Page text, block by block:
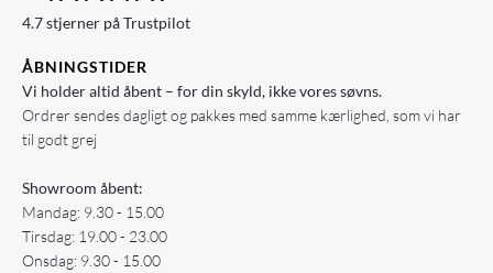
4.7 stjerner på Trustpilot
ÅBNINGSTIDER
Vi holder altid åbent – for din skyld, ikke vores søvns.
Ordrer sendes dagligt og pakkes med samme kærlighed, som vi har
til godt grej
Showroom åbent:
Mandag: 9.30 - 15.00
Tirsdag: 19.00 - 23.00
Onsdag: 9.30 - 15.00